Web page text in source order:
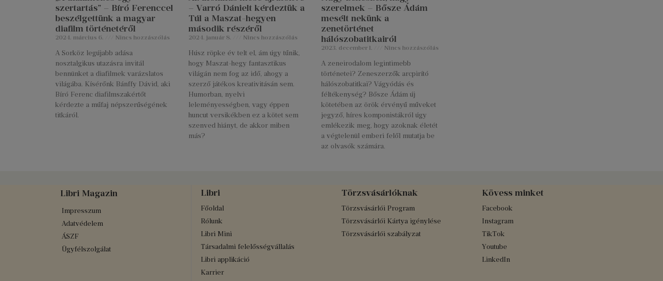
szertartás” – Bíró Ferenccel
beszélgettünk a magyar
diafilm történetéről
2024. március 6. Nincs hozzászólás
A Sorköz legújabb adása
nosztalgikus utazásra invitál
bennünket a diafilmek varázslatos
világába. Kísérőnk Bánffy Dávid, aki
Bíró Ferenc diafilmszakértőt
kérdezte a műfaj népszerűségének
titkáról.
– Varró Dánielt kérdeztük a
Túl a Maszat-hegyen
második részéről
2024. január 8. Nincs hozzászólás
Húsz röpke év telt el, ám úgy tűnik,
hogy Maszat-hegy fantasztikus
világán nem fog az idő, ahogy a
szerző játékos kreativitásán sem.
Humorban, nyelvi
leleményességben, vagy éppen
huncut versikékben ez a kötet sem
szenved hiányt, de akkor miben
más?
szerelmek – Bősze Ádám
mesélt nekünk a
zenetörténet
hálószobatitkairól
2023. december 1. Nincs hozzászólás
A zeneirodalom legintimebb
történetei? Zeneszerzők arcpirító
hálószobatitkai? Vágyódás és
féltékenység? Bősze Ádám új
kötetében az örök érvényű műveket
jegyző, híres komponistákról úgy
emlékezik meg, hogy azoknak életét
a végtelenül emberi felől mutatja be
az olvasók számára.
Libri Magazin
Impresszum
Adatvédelem
ÁSZF
Ügyfélszolgálat
Libri
Főoldal
Rólunk
Libri Mini
Társadalmi felelősségvállalás
Libri applikáció
Karrier
Törzsvásárlóknak
Törzsvásárlói Program
Törzsvásárlói Kártya igénylése
Törzsvásárlói szabályzat
Kövess minket
Facebook
Instagram
TikTok
Youtube
LinkedIn